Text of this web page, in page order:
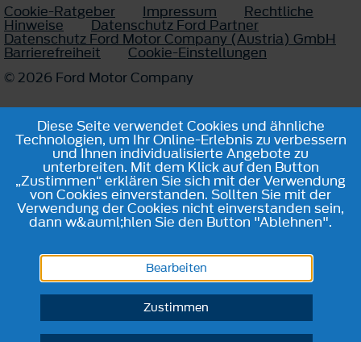
Cookie-Ratgeber Impressum Rechtliche
Hinweise Datenschutz Ford Partner
Datenschutz Ford Motor Company (Austria) GmbH
Barrierefreiheit
Cookie-Einstellungen
© 2026 Ford Motor Company
Diese Seite verwendet Cookies und ähnliche
Technologien, um Ihr Online-Erlebnis zu verbessern
und Ihnen individualisierte Angebote zu
unterbreiten. Mit dem Klick auf den Button
„Zustimmen“ erklären Sie sich mit der Verwendung
von Cookies einverstanden. Sollten Sie mit der
Verwendung der Cookies nicht einverstanden sein,
dann w&auml;hlen Sie den Button "Ablehnen".
Bearbeiten
Zustimmen